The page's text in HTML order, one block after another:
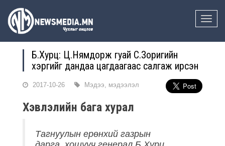
Toggle
Б.Хурц: Ц.Нямдорж гуай С.Зоригийн
хэргийг дандаа цагдаагаас салгаж ирсэн
2017-10-26 Мэдээ, мэдээлэл
Хэвлэлийн бага хурал
Тагнуулын ерөнхий газрын